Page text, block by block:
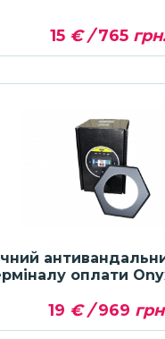
15€ /765
оплати
19 € /969